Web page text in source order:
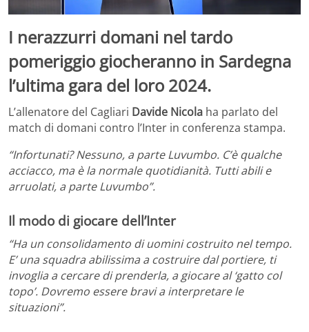
I nerazzurri domani nel tardo
pomeriggio giocheranno in Sardegna
l’ultima gara del loro 2024.
L’allenatore del Cagliari Davide Nicola ha parlato del
match di domani contro l’Inter in conferenza stampa.
“Infortunati? Nessuno, a parte Luvumbo. C’è qualche
acciacco, ma è la normale quotidianità. Tutti abili e
arruolati, a parte Luvumbo”.
Il modo di giocare dell’Inter
“Ha un consolidamento di uomini costruito nel tempo.
E’ una squadra abilissima a costruire dal portiere, ti
invoglia a cercare di prenderla, a giocare al ‘gatto col
topo’. Dovremo essere bravi a interpretare le
situazioni”.